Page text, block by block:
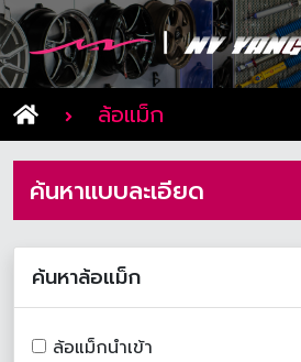
ล้อแม็ก
ค้นหาแบบละเอียด
ค้นหาล้อแม็ก
ล้อแม็กนำเข้า